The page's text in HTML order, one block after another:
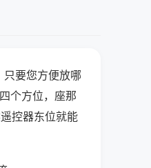
要您方便放哪
个方位，座那
控器东位就能